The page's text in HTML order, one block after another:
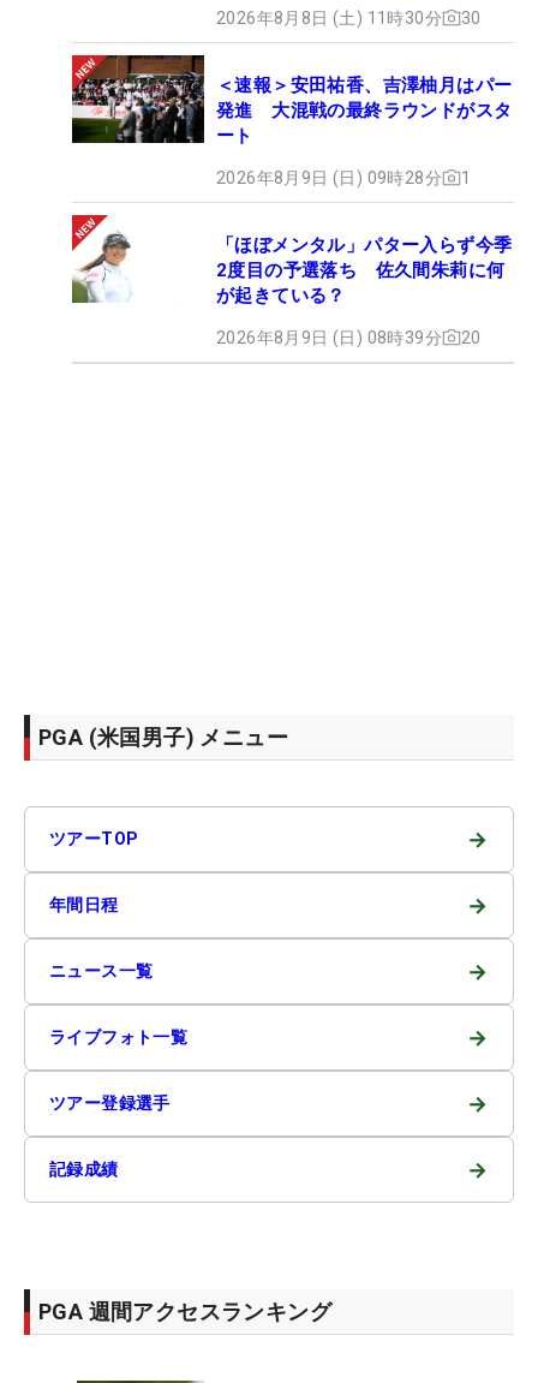
2026年8月8日 (土) 11時30分 30
＜速報＞安田祐香、吉澤柚月はパー
発進 大混戦の最終ラウンドがスタ
ート
2026年8月9日 (日) 09時28分 1
「ほぼメンタル」パター入らず今季
2度目の予選落ち 佐久間朱莉に何
が起きている？
2026年8月9日 (日) 08時39分 20
PGA (米国男子) メニュー
ツアーTOP →
年間日程 →
ニュース一覧 →
ライブフォト一覧 →
ツアー登録選手 →
記録成績 →
PGA 週間アクセスランキング